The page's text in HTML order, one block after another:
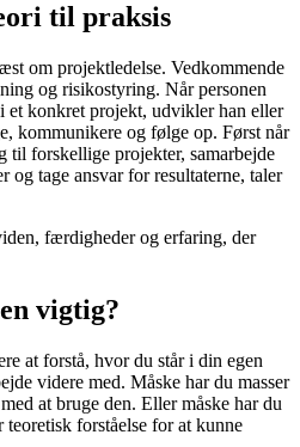
til praksis
om projektledelse. Vedkommende
og risikostyring. Når personen
et konkret projekt, udvikler han eller
kommunikere og følge op. Først når
til forskellige projekter, samarbejde
og tage ansvar for resultaterne, taler
færdigheder og erfaring, der
vigtig?
at forstå, hvor du står i din egen
videre med. Måske har du masser
at bruge den. Eller måske har du
forståelse for at kunne